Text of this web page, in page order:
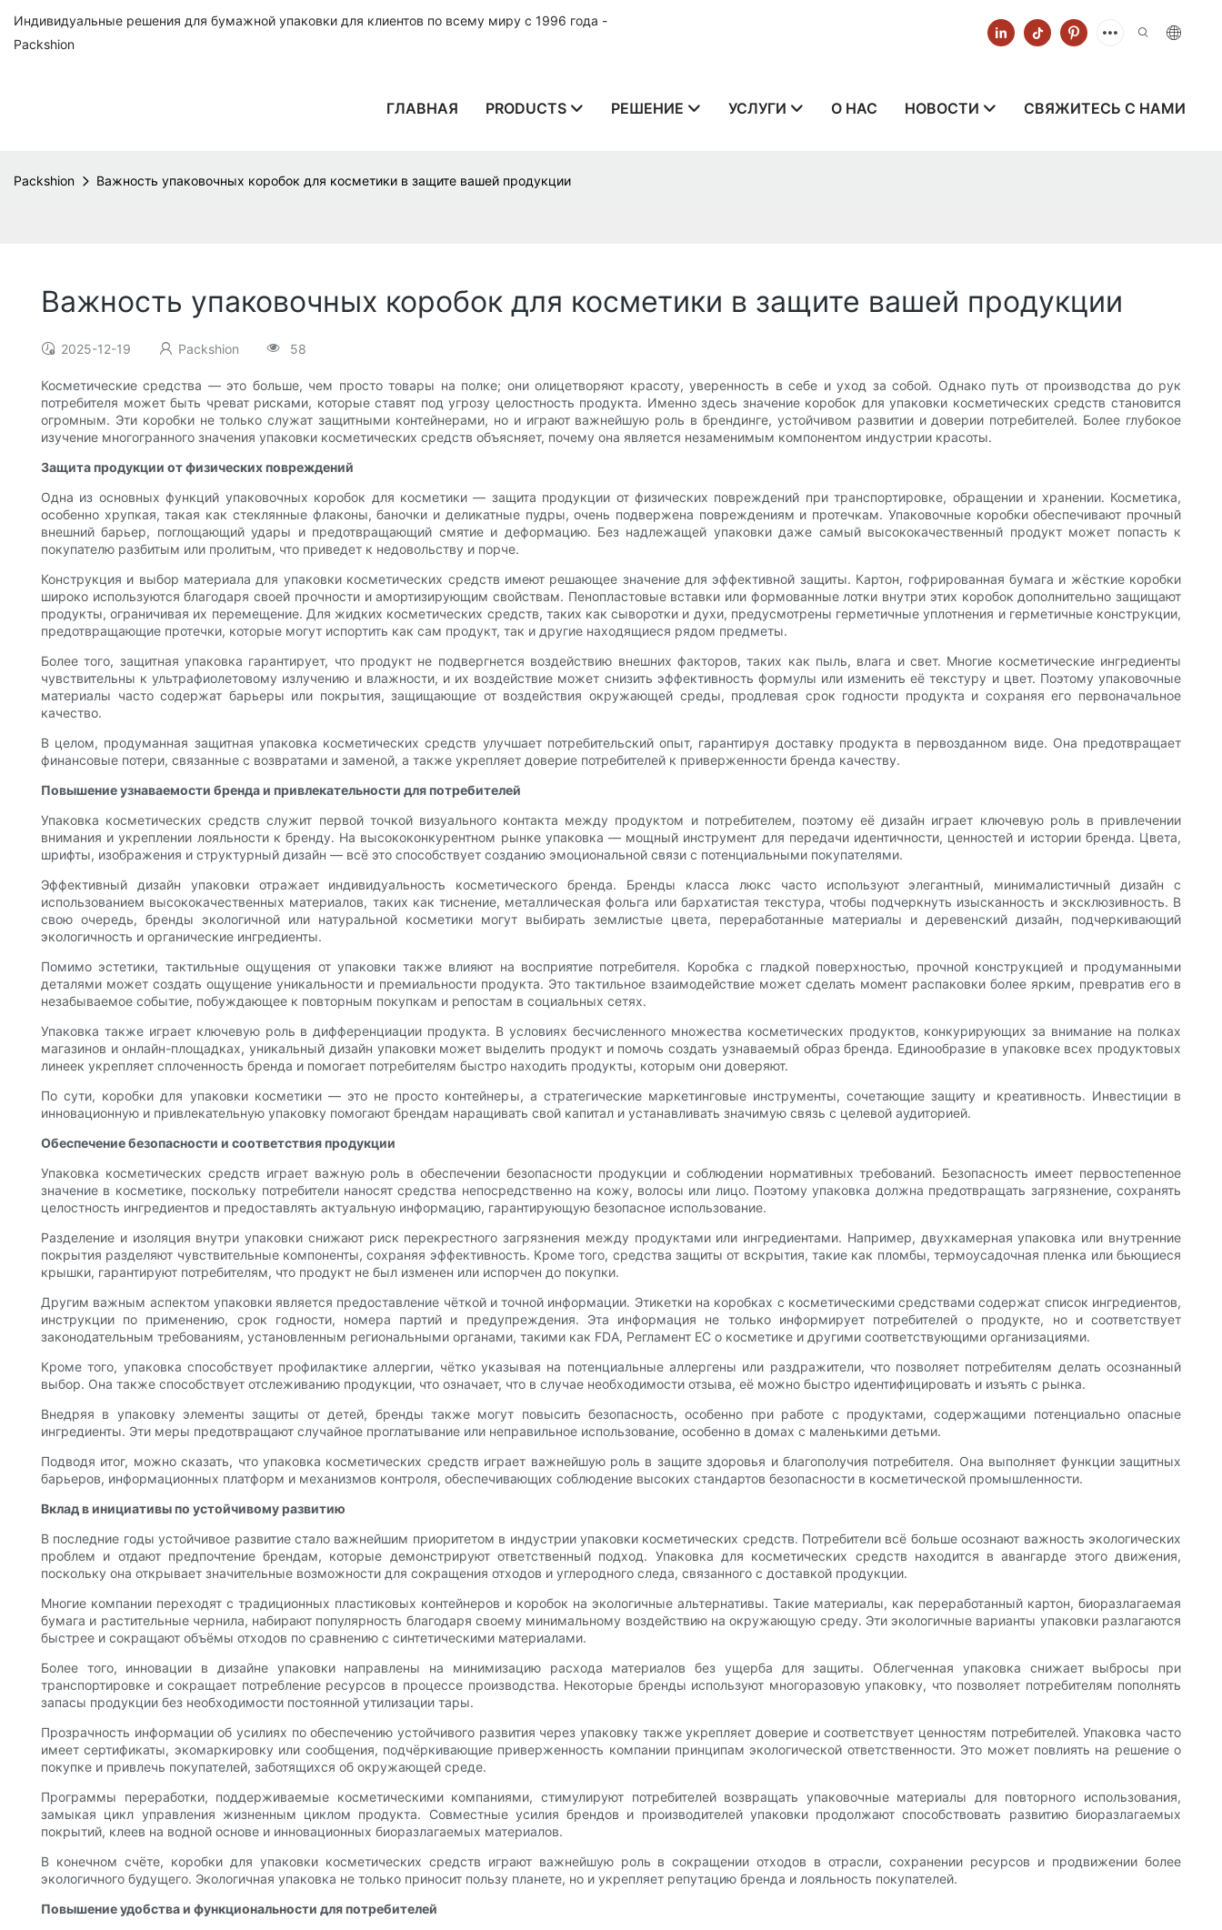
Индивидуальные решения для бумажной упаковки для клиентов по всему миру с 1996 года -
Packshion
ГЛАВНАЯ PRODUCTS РЕШЕНИЕ УСЛУГИ О НАС НОВОСТИ СВЯЖИТЕСЬ С НАМИ
Packshion Важность упаковочных коробок для косметики в защите вашей продукции
Важность упаковочных коробок для косметики в защите вашей продукции
2025-12-19 Packshion 58
Косметические средства — это больше, чем просто товары на полке; они олицетворяют красоту, уверенность в себе и уход за собой. Однако путь от производства до рук
потребителя может быть чреват рисками, которые ставят под угрозу целостность продукта. Именно здесь значение коробок для упаковки косметических средств становится
огромным. Эти коробки не только служат защитными контейнерами, но и играют важнейшую роль в брендинге, устойчивом развитии и доверии потребителей. Более глубокое
изучение многогранного значения упаковки косметических средств объясняет, почему она является незаменимым компонентом индустрии красоты.
Защита продукции от физических повреждений
Одна из основных функций упаковочных коробок для косметики — защита продукции от физических повреждений при транспортировке, обращении и хранении. Косметика,
особенно хрупкая, такая как стеклянные флаконы, баночки и деликатные пудры, очень подвержена повреждениям и протечкам. Упаковочные коробки обеспечивают прочный
внешний барьер, поглощающий удары и предотвращающий смятие и деформацию. Без надлежащей упаковки даже самый высококачественный продукт может попасть к
покупателю разбитым или пролитым, что приведет к недовольству и порче.
Конструкция и выбор материала для упаковки косметических средств имеют решающее значение для эффективной защиты. Картон, гофрированная бумага и жёсткие коробки
широко используются благодаря своей прочности и амортизирующим свойствам. Пенопластовые вставки или формованные лотки внутри этих коробок дополнительно защищают
продукты, ограничивая их перемещение. Для жидких косметических средств, таких как сыворотки и духи, предусмотрены герметичные уплотнения и герметичные конструкции,
предотвращающие протечки, которые могут испортить как сам продукт, так и другие находящиеся рядом предметы.
Более того, защитная упаковка гарантирует, что продукт не подвергнется воздействию внешних факторов, таких как пыль, влага и свет. Многие косметические ингредиенты
чувствительны к ультрафиолетовому излучению и влажности, и их воздействие может снизить эффективность формулы или изменить её текстуру и цвет. Поэтому упаковочные
материалы часто содержат барьеры или покрытия, защищающие от воздействия окружающей среды, продлевая срок годности продукта и сохраняя его первоначальное
качество.
В целом, продуманная защитная упаковка косметических средств улучшает потребительский опыт, гарантируя доставку продукта в первозданном виде. Она предотвращает
финансовые потери, связанные с возвратами и заменой, а также укрепляет доверие потребителей к приверженности бренда качеству.
Повышение узнаваемости бренда и привлекательности для потребителей
Упаковка косметических средств служит первой точкой визуального контакта между продуктом и потребителем, поэтому её дизайн играет ключевую роль в привлечении
внимания и укреплении лояльности к бренду. На высококонкурентном рынке упаковка — мощный инструмент для передачи идентичности, ценностей и истории бренда. Цвета,
шрифты, изображения и структурный дизайн — всё это способствует созданию эмоциональной связи с потенциальными покупателями.
Эффективный дизайн упаковки отражает индивидуальность косметического бренда. Бренды класса люкс часто используют элегантный, минималистичный дизайн с
использованием высококачественных материалов, таких как тиснение, металлическая фольга или бархатистая текстура, чтобы подчеркнуть изысканность и эксклюзивность. В
свою очередь, бренды экологичной или натуральной косметики могут выбирать землистые цвета, переработанные материалы и деревенский дизайн, подчеркивающий
экологичность и органические ингредиенты.
Помимо эстетики, тактильные ощущения от упаковки также влияют на восприятие потребителя. Коробка с гладкой поверхностью, прочной конструкцией и продуманными
деталями может создать ощущение уникальности и премиальности продукта. Это тактильное взаимодействие может сделать момент распаковки более ярким, превратив его в
незабываемое событие, побуждающее к повторным покупкам и репостам в социальных сетях.
Упаковка также играет ключевую роль в дифференциации продукта. В условиях бесчисленного множества косметических продуктов, конкурирующих за внимание на полках
магазинов и онлайн-площадках, уникальный дизайн упаковки может выделить продукт и помочь создать узнаваемый образ бренда. Единообразие в упаковке всех продуктовых
линеек укрепляет сплоченность бренда и помогает потребителям быстро находить продукты, которым они доверяют.
По сути, коробки для упаковки косметики — это не просто контейнеры, а стратегические маркетинговые инструменты, сочетающие защиту и креативность. Инвестиции в
инновационную и привлекательную упаковку помогают брендам наращивать свой капитал и устанавливать значимую связь с целевой аудиторией.
Обеспечение безопасности и соответствия продукции
Упаковка косметических средств играет важную роль в обеспечении безопасности продукции и соблюдении нормативных требований. Безопасность имеет первостепенное
значение в косметике, поскольку потребители наносят средства непосредственно на кожу, волосы или лицо. Поэтому упаковка должна предотвращать загрязнение, сохранять
целостность ингредиентов и предоставлять актуальную информацию, гарантирующую безопасное использование.
Разделение и изоляция внутри упаковки снижают риск перекрестного загрязнения между продуктами или ингредиентами. Например, двухкамерная упаковка или внутренние
покрытия разделяют чувствительные компоненты, сохраняя эффективность. Кроме того, средства защиты от вскрытия, такие как пломбы, термоусадочная пленка или бьющиеся
крышки, гарантируют потребителям, что продукт не был изменен или испорчен до покупки.
Другим важным аспектом упаковки является предоставление чёткой и точной информации. Этикетки на коробках с косметическими средствами содержат список ингредиентов,
инструкции по применению, срок годности, номера партий и предупреждения. Эта информация не только информирует потребителей о продукте, но и соответствует
законодательным требованиям, установленным региональными органами, такими как FDA, Регламент ЕС о косметике и другими соответствующими организациями.
Кроме того, упаковка способствует профилактике аллергии, чётко указывая на потенциальные аллергены или раздражители, что позволяет потребителям делать осознанный
выбор. Она также способствует отслеживанию продукции, что означает, что в случае необходимости отзыва, её можно быстро идентифицировать и изъять с рынка.
Внедряя в упаковку элементы защиты от детей, бренды также могут повысить безопасность, особенно при работе с продуктами, содержащими потенциально опасные
ингредиенты. Эти меры предотвращают случайное проглатывание или неправильное использование, особенно в домах с маленькими детьми.
Подводя итог, можно сказать, что упаковка косметических средств играет важнейшую роль в защите здоровья и благополучия потребителя. Она выполняет функции защитных
барьеров, информационных платформ и механизмов контроля, обеспечивающих соблюдение высоких стандартов безопасности в косметической промышленности.
Вклад в инициативы по устойчивому развитию
В последние годы устойчивое развитие стало важнейшим приоритетом в индустрии упаковки косметических средств. Потребители всё больше осознают важность экологических
проблем и отдают предпочтение брендам, которые демонстрируют ответственный подход. Упаковка для косметических средств находится в авангарде этого движения,
поскольку она открывает значительные возможности для сокращения отходов и углеродного следа, связанного с доставкой продукции.
Многие компании переходят с традиционных пластиковых контейнеров и коробок на экологичные альтернативы. Такие материалы, как переработанный картон, биоразлагаемая
бумага и растительные чернила, набирают популярность благодаря своему минимальному воздействию на окружающую среду. Эти экологичные варианты упаковки разлагаются
быстрее и сокращают объёмы отходов по сравнению с синтетическими материалами.
Более того, инновации в дизайне упаковки направлены на минимизацию расхода материалов без ущерба для защиты. Облегченная упаковка снижает выбросы при
транспортировке и сокращает потребление ресурсов в процессе производства. Некоторые бренды используют многоразовую упаковку, что позволяет потребителям пополнять
запасы продукции без необходимости постоянной утилизации тары.
Прозрачность информации об усилиях по обеспечению устойчивого развития через упаковку также укрепляет доверие и соответствует ценностям потребителей. Упаковка часто
имеет сертификаты, экомаркировку или сообщения, подчёркивающие приверженность компании принципам экологической ответственности. Это может повлиять на решение о
покупке и привлечь покупателей, заботящихся об окружающей среде.
Программы переработки, поддерживаемые косметическими компаниями, стимулируют потребителей возвращать упаковочные материалы для повторного использования,
замыкая цикл управления жизненным циклом продукта. Совместные усилия брендов и производителей упаковки продолжают способствовать развитию биоразлагаемых
покрытий, клеев на водной основе и инновационных биоразлагаемых материалов.
В конечном счёте, коробки для упаковки косметических средств играют важнейшую роль в сокращении отходов в отрасли, сохранении ресурсов и продвижении более
экологичного будущего. Экологичная упаковка не только приносит пользу планете, но и укрепляет репутацию бренда и лояльность покупателей.
Повышение удобства и функциональности для потребителей